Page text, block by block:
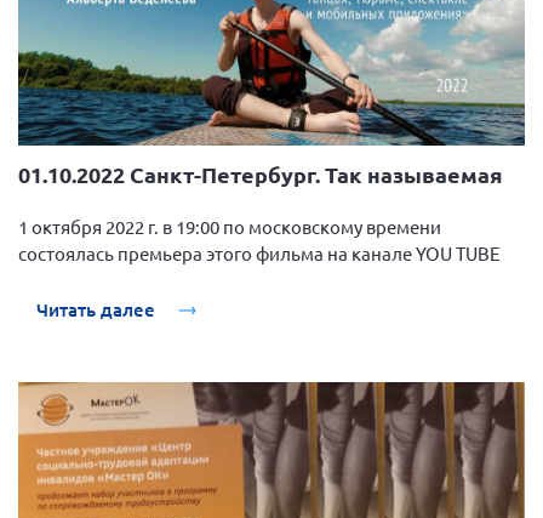
01.10.2022 Санкт-Петербург. Так называемая
1 октября 2022 г. в 19:00 по московскому времени
состоялась премьера этого фильма на канале YOU TUBE
Читать далее